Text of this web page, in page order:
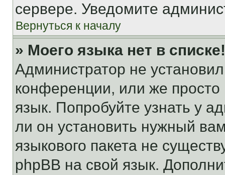
сервере. Уведомите
Вернуться к началу
» Моего языка нет в списке!
Администратор не
конференции, или же
язык. Попробуйте узнать у
ли он установить нужный
языкового пакета не
phpBB на свой язык.